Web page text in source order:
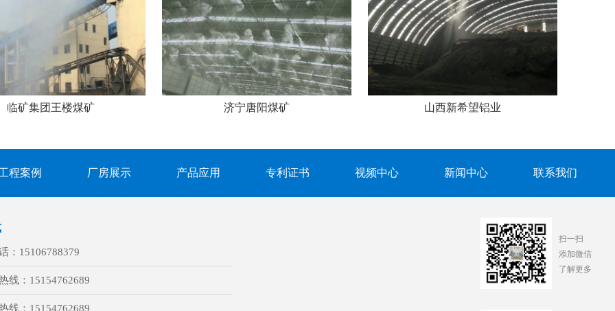
临矿集团王楼煤矿 济宁唐阳煤矿 山西新希望铝业
程案例 厂房展示 产品应用 专利证书 视频中心 新闻中心 联系我们
： 15106788379
线： 15154762689
线： 15154762689
扫一扫
添加微信
了解更多